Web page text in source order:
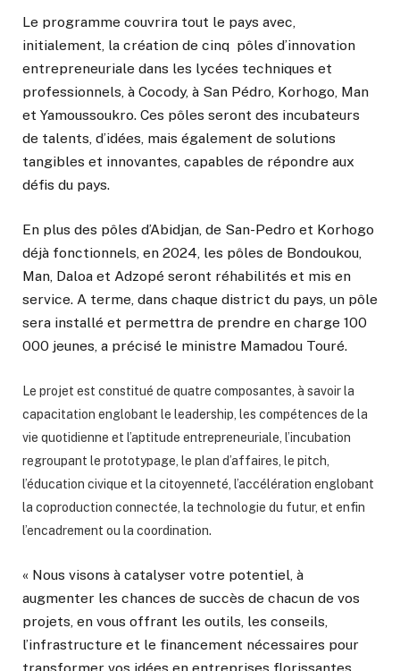
Le programme couvrira tout le pays avec,
initialement, la création de cinq pôles d’innovation
entrepreneuriale dans les lycées techniques et
professionnels, à Cocody, à San Pédro, Korhogo, Man
et Yamoussoukro. Ces pôles seront des incubateurs
de talents, d’idées, mais également de solutions
tangibles et innovantes, capables de répondre aux
défis du pays.
En plus des pôles d’Abidjan, de San-Pedro et Korhogo
déjà fonctionnels, en 2024, les pôles de Bondoukou,
Man, Daloa et Adzopé seront réhabilités et mis en
service. A terme, dans chaque district du pays, un pôle
sera installé et permettra de prendre en charge 100
000 jeunes, a précisé le ministre Mamadou Touré.
Le projet est constitué de quatre composantes, à savoir la
capacitation englobant le leadership, les compétences de la
vie quotidienne et l’aptitude entrepreneuriale, l’incubation
regroupant le prototypage, le plan d’affaires, le pitch,
l’éducation civique et la citoyenneté, l’accélération englobant
la coproduction connectée, la technologie du futur, et enfin
l’encadrement ou la coordination.
« Nous visons à catalyser votre potentiel, à
augmenter les chances de succès de chacun de vos
projets, en vous offrant les outils, les conseils,
l’infrastructure et le financement nécessaires pour